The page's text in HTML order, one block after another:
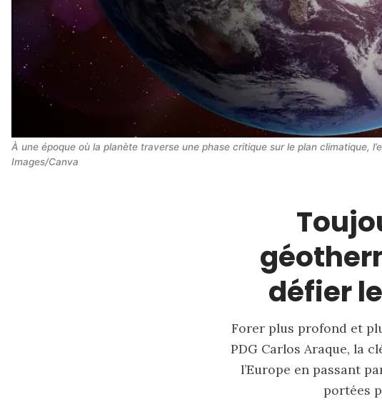
défier
Forer plus profond et
PDG Carlos Araque, la
l’Europe en passant
portées
À une époque où la planète traverse une phase critique sur le plan climatique,
Images/Canva